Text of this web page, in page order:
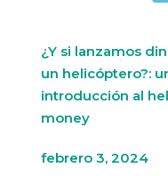
¿Y si lanzamos
un helicóptero?:
introducción al
money
febrero 3, 2024